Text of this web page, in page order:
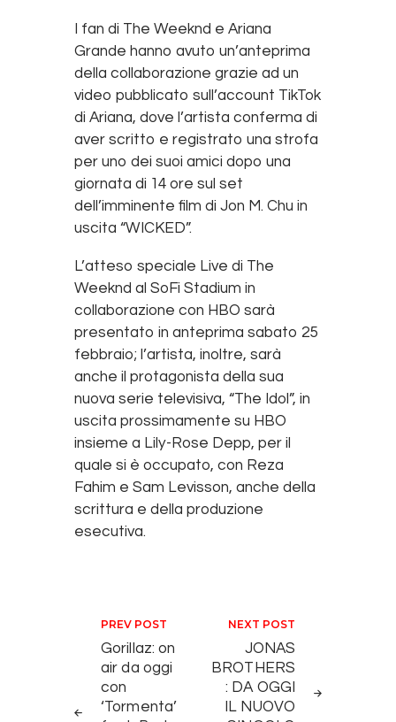
I fan di The Weeknd e Ariana
Grande hanno avuto un’anteprima
della collaborazione grazie ad un
video pubblicato sull’account TikTok
di Ariana, dove l’artista conferma di
aver scritto e registrato una strofa
per uno dei suoi amici dopo una
giornata di 14 ore sul set
dell’imminente film di Jon M. Chu in
uscita “WICKED”.
L’atteso speciale Live di The
Weeknd al SoFi Stadium in
collaborazione con HBO sarà
presentato in anteprima sabato 25
febbraio; l’artista, inoltre, sarà
anche il protagonista della sua
nuova serie televisiva, “The Idol”, in
uscita prossimamente su HBO
insieme a Lily-Rose Depp, per il
quale si è occupato, con Reza
Fahim e Sam Levisson, anche della
scrittura e della produzione
esecutiva.
Navigazione articoli
PREV POST
Gorillaz: on
air da oggi
con
‘Tormenta’
NEXT POST
JONAS
BROTHERS
: DA OGGI
IL NUOVO